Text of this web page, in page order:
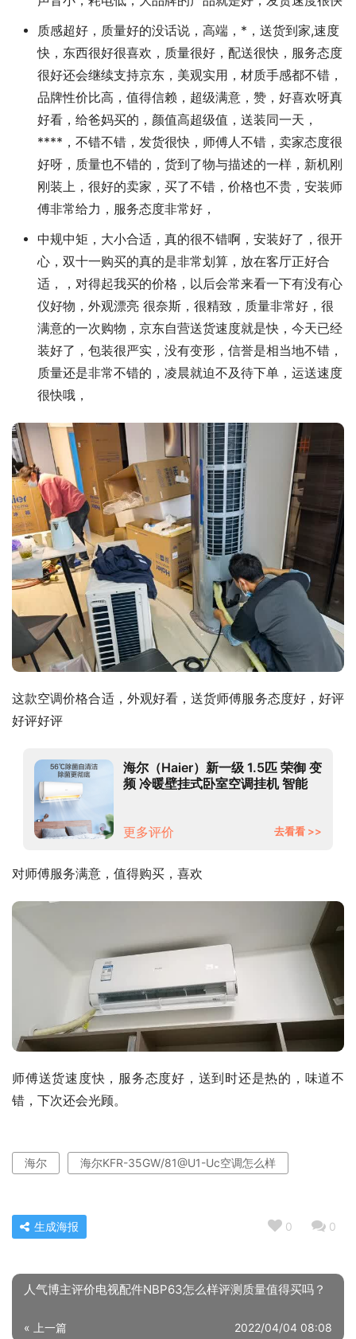
质感超好，质量好的没话说，高端，*，送货到家,速度
快，东西很好很喜欢，质量很好，配送很快，服务态度
很好还会继续支持京东，美观实用，材质手感都不错，
品牌性价比高，值得信赖，超级满意，赞，好喜欢呀真
好看，给爸妈买的，颜值高超级值，送装同一天，
****，不错不错，发货很快，师傅人不错，卖家态度很
好呀，质量也不错的，货到了物与描述的一样，新机刚
刚装上，很好的卖家，买了不错，价格也不贵，安装师
傅非常给力，服务态度非常好，
中规中矩，大小合适，真的很不错啊，安装好了，很开
心，双十一购买的真的是非常划算，放在客厅正好合
适，，对得起我买的价格，以后会常来看一下有没有心
仪好物，外观漂亮 很奈斯，很精致，质量非常好，很
满意的一次购物，京东自营送货速度就是快，今天已经
装好了，包装很严实，没有变形，信誉是相当地不错，
质量还是非常不错的，凌晨就迫不及待下单，运送速度
很快哦，
这款空调价格合适，外观好看，送货师傅服务态度好，好评
好评好评
海尔（Haier）新一级 1.5匹 荣御 变
频 冷暖壁挂式卧室空调挂机 智能
更多评价 去看看 >>
对师傅服务满意，值得购买，喜欢
师傅送货速度快，服务态度好，送到时还是热的，味道不
错，下次还会光顾。
海尔 海尔KFR-35GW/81@U1-Uc空调怎么样
0 0
生成海报
人气博主评价电视配件NBP63怎么样评测质量值得买吗？
« 上一篇 2022/04/04 08:08